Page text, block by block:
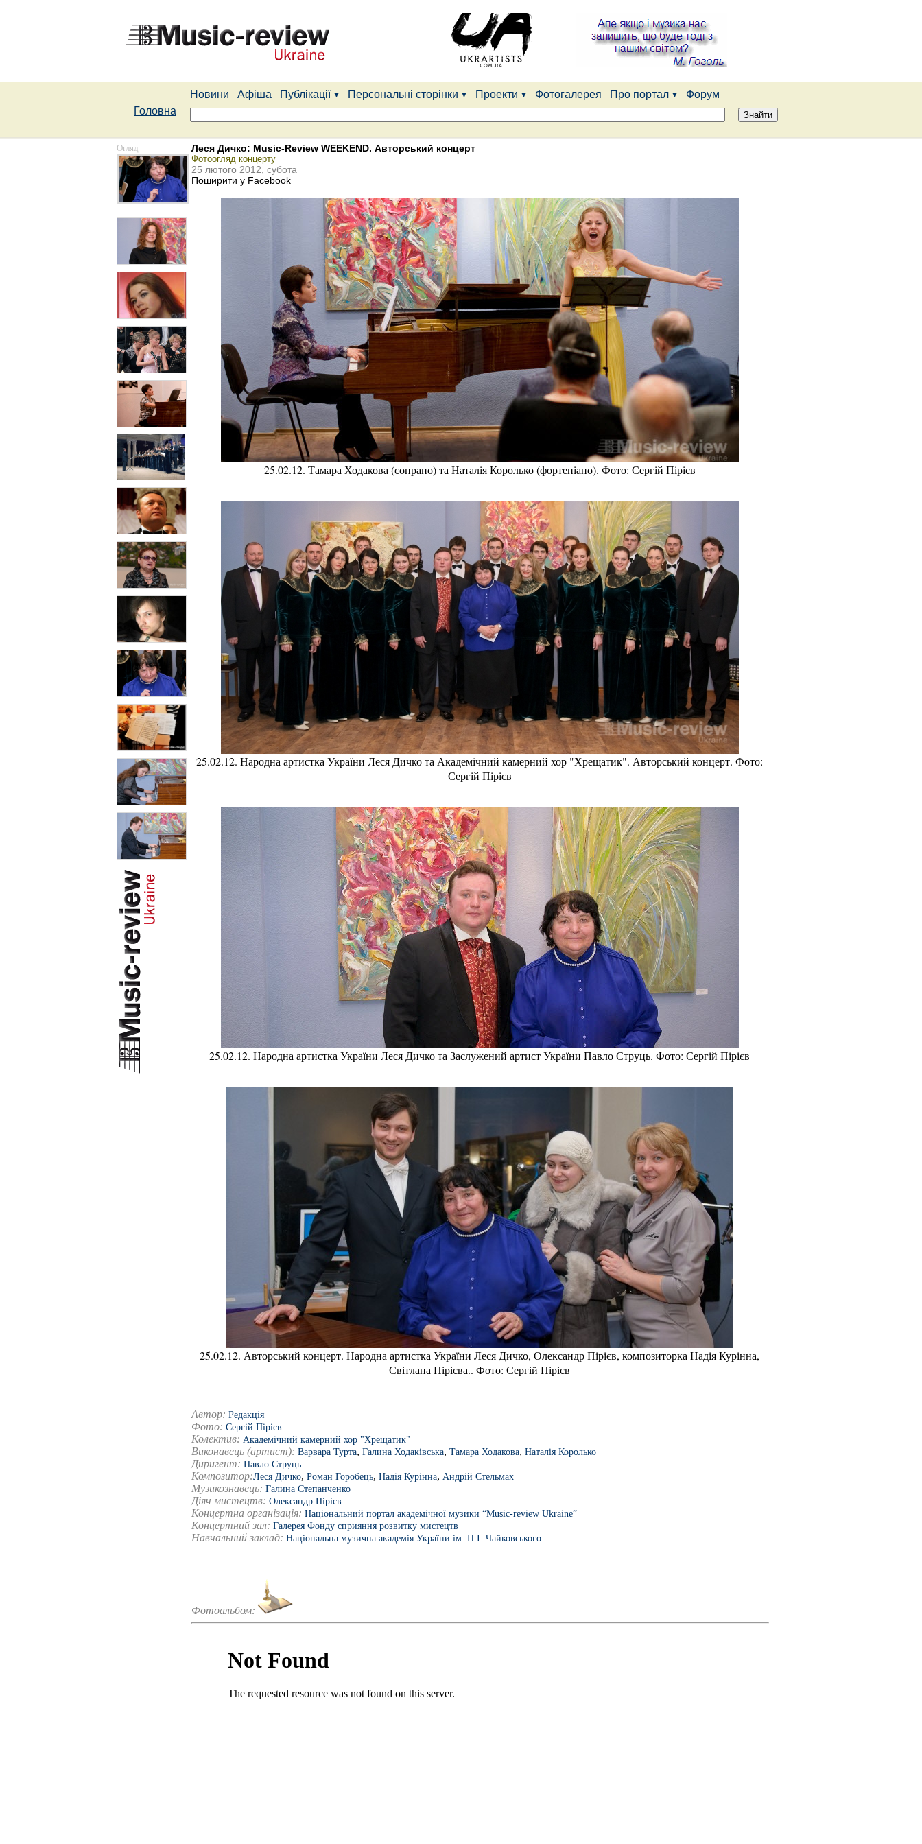
Новини Афіша Публікації Персональні сторінки Проекти Фотогалерея Про портал
Форум
Головна
Огляд Леся Дичко: Music-Review WEEKEND. Авторський концерт
Фотоогляд концерту
25 лютого 2012, субота
Поширити у Facebook
25.02.12. Тамара Ходакова (сопрано) та Наталія Королько (фортепіано). Фото: Сергій Пірієв
25.02.12. Народна артистка України Леся Дичко та Академічний камерний хор "Хрещатик". Авторський концерт. Фото:
Сергій Пірієв
25.02.12. Народна артистка України Леся Дичко та Заслужений артист України Павло Струць. Фото: Сергій Пірієв
25.02.12. Авторський концерт. Народна артистка України Леся Дичко, Олександр Пірієв, композиторка Надія Курінна,
Світлана Пірієва.. Фото: Сергій Пірієв
Автор: Редакція
Фото: Сергій Пірієв
Колектив: Академічний камерний хор "Хрещатик"
Виконавець (артист): Варвара Турта, Галина Ходаківська, Тамара Ходакова, Наталія Королько
Диригент: Павло Струць
Композитор:Леся Дичко, Роман Горобець, Надія Курінна, Андрій Стельмах
Музикознавець: Галина Степанченко
Діяч мистецтв: Олександр Пірієв
Концертна організація: Національний портал академічної музики “Music-review Ukraine”
Концертний зал: Галерея Фонду сприяння розвитку мистецтв
Навчальний заклад: Національна музична академія України ім. П.І. Чайковського
Фотоальбом: